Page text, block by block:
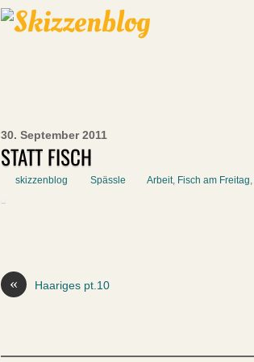
30. September 2011
STATT FISCH
skizzenblog Spässle Arbeit, Fisch am Freitag,
« Haariges pt.10